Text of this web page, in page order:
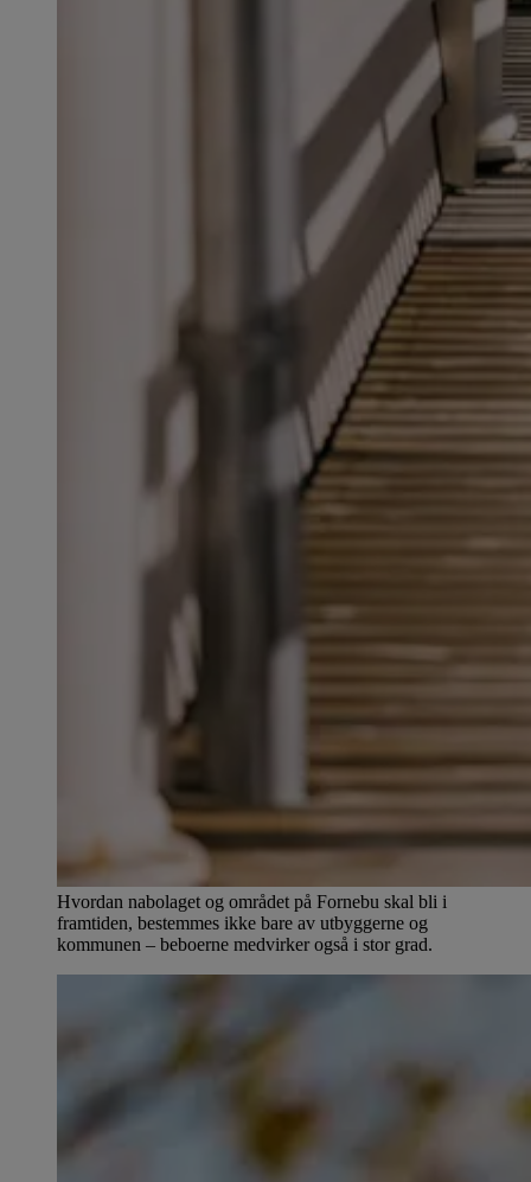
Hvordan nabolaget og området på Fornebu skal bli i
framtiden, bestemmes ikke bare av utbyggerne og
kommunen – beboerne medvirker også i stor grad.